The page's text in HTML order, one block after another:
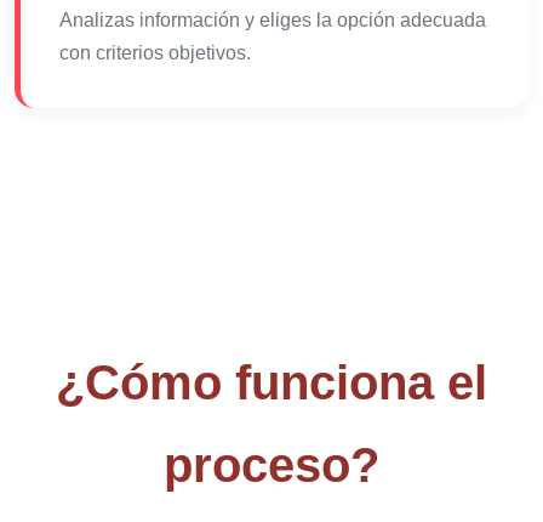
Analizas información y eliges la opción adecuada
con criterios objetivos.
¿Cómo funciona el
proceso?